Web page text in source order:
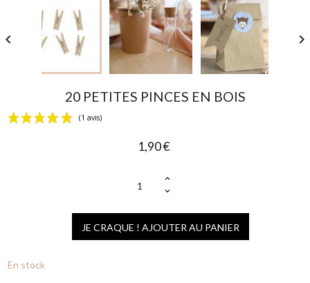
 
20 PETITES PINCES EN BOIS
(1 avis)
1,90 €
JE CRAQUE ! AJOUTER AU PANIER
En stock